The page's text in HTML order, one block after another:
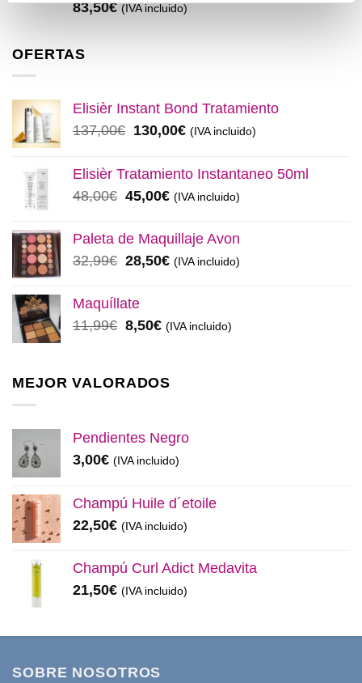
83,50€ (IVA incluido)
OFERTAS
Elisièr Instant Bond Tratamiento
137,00€ El
original
137,00€.
130,00€El
actual
130,00€.
(IVA incluido)
Elisièr Tratamiento Instantaneo 50ml
48,00€ El
original
48,00€.
45,00€El
actual
45,00€.
(IVA incluido)
Paleta de Maquillaje Avon
32,99€ El
original
32,99€.
28,50€El
28,50€.
(IVA incluido)
Maquíllate
11,99€ El
era:
8,50€El
es:
(IVA incluido)
MEJOR VALORADOS
Pendientes Negro
3,00€ (IVA incluido)
Champú Huile d´etoile
22,50€ (IVA incluido)
Champú Curl Adict Medavita
21,50€ (IVA incluido)
SOBRE NOSOTROS